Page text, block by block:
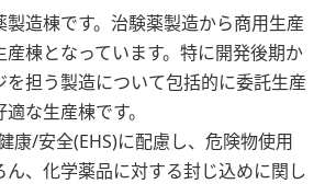
造棟です。治験薬製造から商用生産
産棟となっています。特に開発後期か
を担う製造について包括的に委託生産
な生産棟です。
康/安全(EHS)に配慮し、危険物使用
ん、化学薬品に対する封じ込めに関し